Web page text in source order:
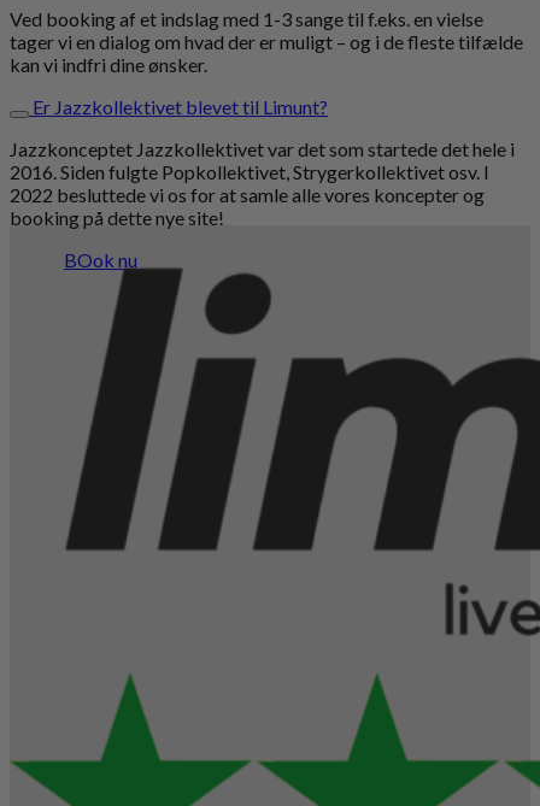
Ved booking af et indslag med 1-3 sange til f.eks. en vielse
tager vi en dialog om hvad der er muligt – og i de fleste tilfælde
kan vi indfri dine ønsker.
Er Jazzkollektivet blevet til Limunt?
Jazzkonceptet Jazzkollektivet var det som startede det hele i
2016. Siden fulgte Popkollektivet, Strygerkollektivet osv. I
2022 besluttede vi os for at samle alle vores koncepter og
booking på dette nye site!
BOok nu